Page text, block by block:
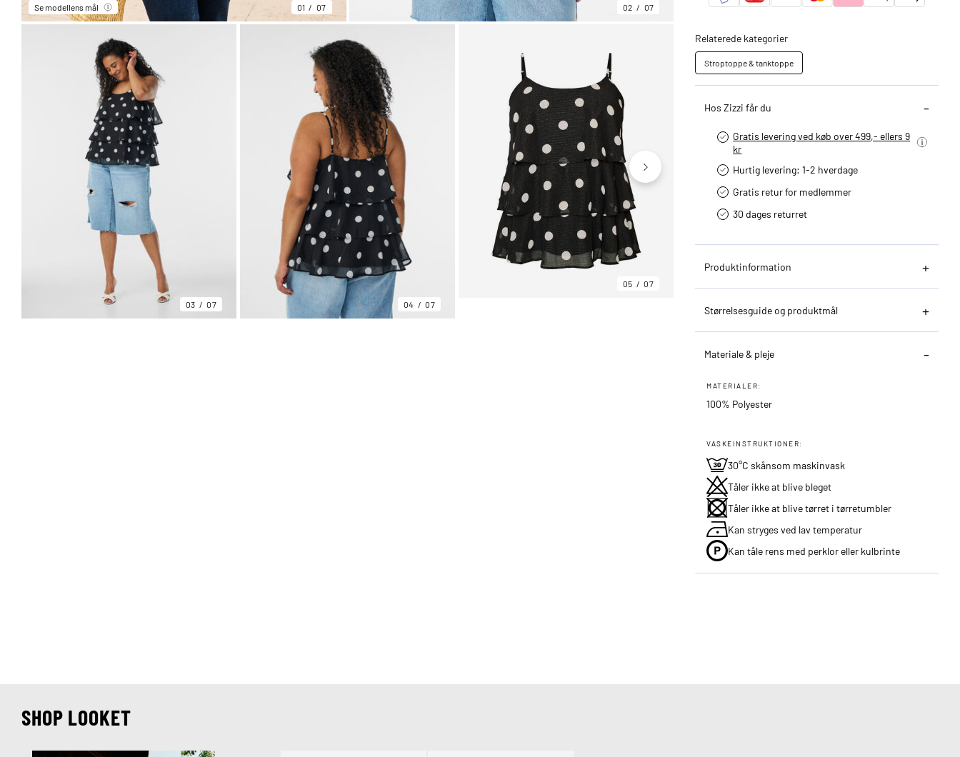
Se modellens mål 01 07 02 07
03 07 04 07
05 07
Relaterede kategorier
Stroptoppe & tanktoppe
Hos Zizzi får du
Gratis levering ved køb over 499,- ellers 9
kr
Hurtig levering­: 1-2 hverdage
Gratis retur for medlemmer
30 dages returret
Produktinformation
Størrelsesguide og produktmål
Materiale & pleje
MATERIALER:
100% Polyester
VASKEINSTRUKTIONER:
30°C skånsom maskinvask
Tåler ikke at blive bleget
Tåler ikke at blive tørret i tørretumbler
Kan stryges ved lav temperatur
Kan tåle rens med perklor eller kulbrinte
SHOP LOOKET